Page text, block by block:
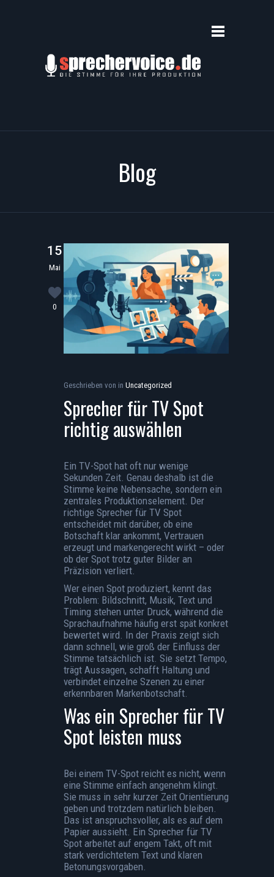
Blog
15
Mai
0
Geschrieben von in Uncategorized
Sprecher für TV Spot
richtig auswählen
Ein TV-Spot hat oft nur wenige
Sekunden Zeit. Genau deshalb ist die
Stimme keine Nebensache, sondern ein
zentrales Produktionselement. Der
richtige Sprecher für TV Spot
entscheidet mit darüber, ob eine
Botschaft klar ankommt, Vertrauen
erzeugt und markengerecht wirkt – oder
ob der Spot trotz guter Bilder an
Präzision verliert.
Wer einen Spot produziert, kennt das
Problem: Bildschnitt, Musik, Text und
Timing stehen unter Druck, während die
Sprachaufnahme häufig erst spät konkret
bewertet wird. In der Praxis zeigt sich
dann schnell, wie groß der Einfluss der
Stimme tatsächlich ist. Sie setzt Tempo,
trägt Aussagen, schafft Haltung und
verbindet einzelne Szenen zu einer
erkennbaren Markenbotschaft.
Was ein Sprecher für TV
Spot leisten muss
Bei einem TV-Spot reicht es nicht, wenn
eine Stimme einfach angenehm klingt.
Sie muss in sehr kurzer Zeit Orientierung
geben und trotzdem natürlich bleiben.
Das ist anspruchsvoller, als es auf dem
Papier aussieht. Ein Sprecher für TV
Spot arbeitet auf engem Takt, oft mit
stark verdichtetem Text und klaren
Betonungsvorgaben.